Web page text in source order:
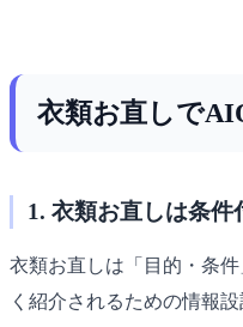
衣類お直しで
1. 衣類お直しは条件
衣類お直しは「目的・条
く紹介されるための情報